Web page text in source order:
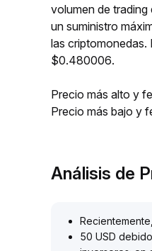
volumen de
un suministro
las
$0.480006.
Precio más alto y
Precio más bajo y
Análisis de
50 USD